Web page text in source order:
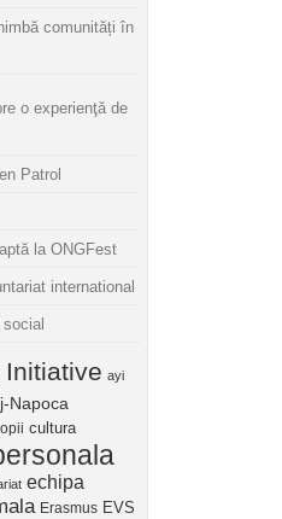
comunități în
o experienţă de
Patrol
la ONGFest
international
social
ayi
Napoca
cultura
echipa
Erasmus EVS